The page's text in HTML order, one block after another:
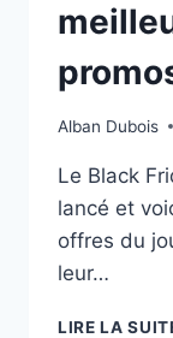
Alban Dubois
Le Black
lancé et
offres du
leur…
LIRE LA